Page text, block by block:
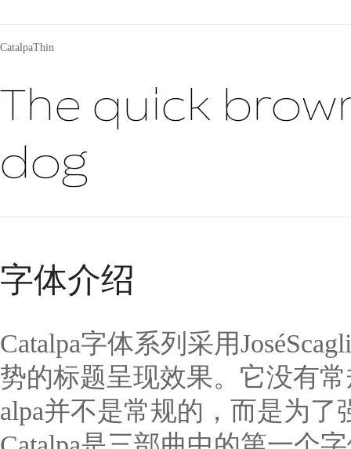
CatalpaThin
The quick
dog
字体介绍
Catalpa字体系列采用
势的标题呈现效果。它没有
alpa并不是常规的，而是为了